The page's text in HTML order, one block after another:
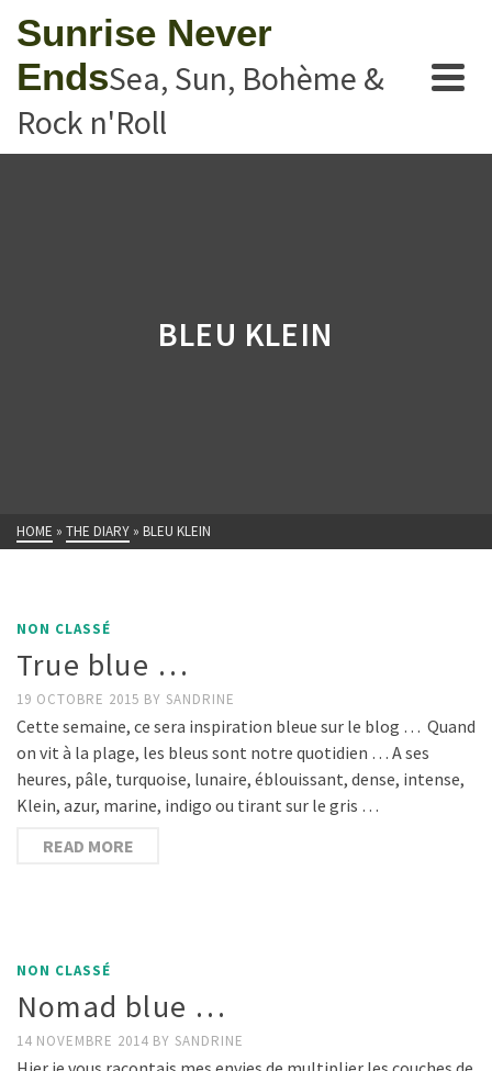
Sunrise Never
EndsSea, Sun, Bohème &
Rock n'Roll
BLEU KLEIN
HOME » THE DIARY » BLEU KLEIN
NON CLASSÉ
True blue …
19 OCTOBRE 2015 BY SANDRINE
Cette semaine, ce sera inspiration bleue sur le blog … Quand
on vit à la plage, les bleus sont notre quotidien … A ses
heures, pâle, turquoise, lunaire, éblouissant, dense, intense,
Klein, azur, marine, indigo ou tirant sur le gris …
READ MORE
NON CLASSÉ
Nomad blue …
14 NOVEMBRE 2014 BY SANDRINE